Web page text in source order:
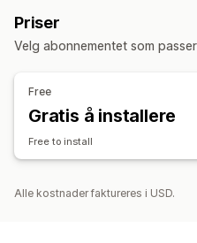
SMS-bekreftelse
Adressevalidering
Konvertering og mersalg
Kryssalg Ettklikksbestilling
Priser
Velg abonnementet som
Free
Gratis å installere
Free to install
Alle kostnader faktureres i USD.